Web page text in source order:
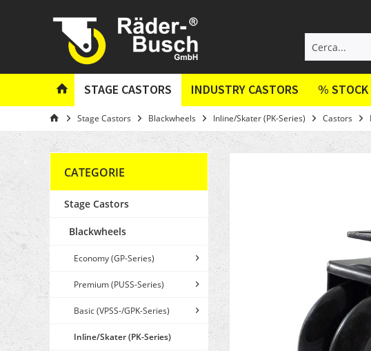
STAGE CASTORS INDUSTRY CASTORS % STOCK
Stage Castors Blackwheels Inline/Skater (PK-Series) Castors
CATEGORIE
Stage Castors
Blackwheels
Economy (GP-Series)
Premium (PUSS-Series)
Basic (VPSS-/GPK-Series)
Inline/Skater (PK-Series)